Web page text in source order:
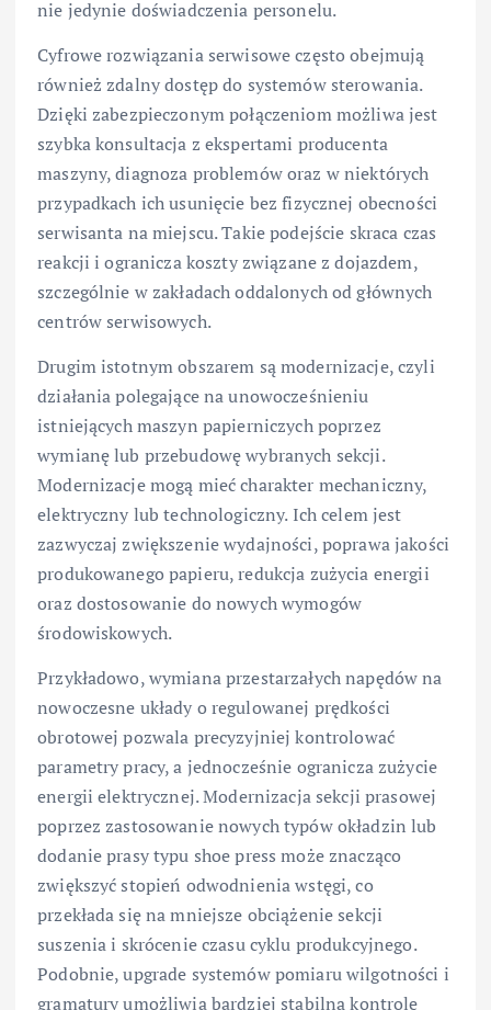
nie jedynie doświadczenia personelu.
Cyfrowe rozwiązania serwisowe często obejmują
również zdalny dostęp do systemów sterowania.
Dzięki zabezpieczonym połączeniom możliwa jest
szybka konsultacja z ekspertami producenta
maszyny, diagnoza problemów oraz w niektórych
przypadkach ich usunięcie bez fizycznej obecności
serwisanta na miejscu. Takie podejście skraca czas
reakcji i ogranicza koszty związane z dojazdem,
szczególnie w zakładach oddalonych od głównych
centrów serwisowych.
Drugim istotnym obszarem są modernizacje, czyli
działania polegające na unowocześnieniu
istniejących maszyn papierniczych poprzez
wymianę lub przebudowę wybranych sekcji.
Modernizacje mogą mieć charakter mechaniczny,
elektryczny lub technologiczny. Ich celem jest
zazwyczaj zwiększenie wydajności, poprawa jakości
produkowanego papieru, redukcja zużycia energii
oraz dostosowanie do nowych wymogów
środowiskowych.
Przykładowo, wymiana przestarzałych napędów na
nowoczesne układy o regulowanej prędkości
obrotowej pozwala precyzyjniej kontrolować
parametry pracy, a jednocześnie ogranicza zużycie
energii elektrycznej. Modernizacja sekcji prasowej
poprzez zastosowanie nowych typów okładzin lub
dodanie prasy typu shoe press może znacząco
zwiększyć stopień odwodnienia wstęgi, co
przekłada się na mniejsze obciążenie sekcji
suszenia i skrócenie czasu cyklu produkcyjnego.
Podobnie, upgrade systemów pomiaru wilgotności i
gramatury umożliwia bardziej stabilną kontrolę